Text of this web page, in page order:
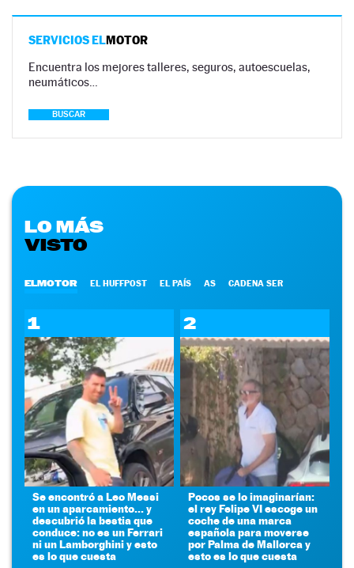
SERVICIOS ELMOTOR
Encuentra los mejores talleres, seguros, autoescuelas,
neumáticos…
BUSCAR
LO MÁS
VISTO
ELMOTOR EL HUFFPOST EL PAÍS AS CADENA SER
1
Se encontró a Leo Messi
en un aparcamiento... y
descubrió la bestia que
conduce: no es un Ferrari
ni un Lamborghini y esto
es lo que cuesta
2
Pocos se lo imaginarían:
el rey Felipe VI escoge un
coche de una marca
española para moverse
por Palma de Mallorca y
esto es lo que cuesta